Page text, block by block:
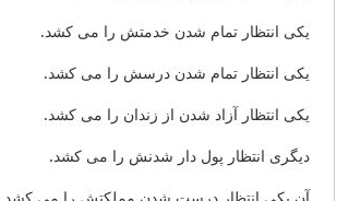
یکی انتظار تمام شدن خدمتش را می کشد.
یکی انتظار تمام شدن درسش را می کشد.
یکی انتظار آزاد شدن از زندان را می کشد.
دیگری انتظار پول دار شدنش را می کشد.